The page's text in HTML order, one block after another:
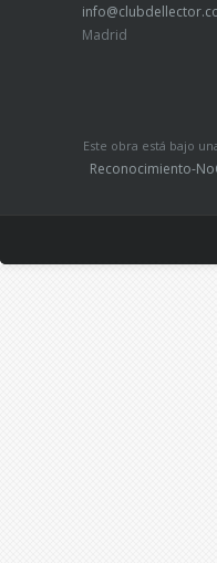
Madrid
Este obra está bajo
Reconocimiento-